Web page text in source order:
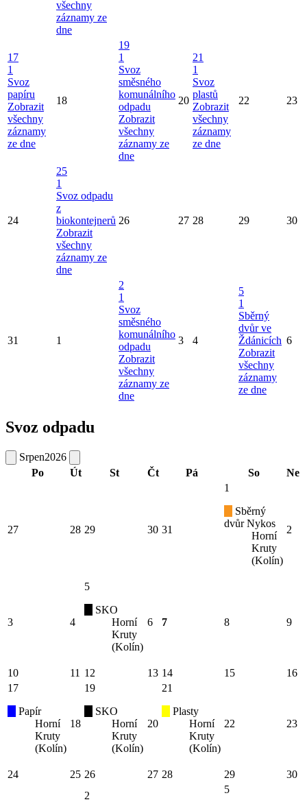
všechny
záznamy ze
dne
17
1
Svoz
papíru
Zobrazit
všechny
záznamy
ze dne
18
19
1
Svoz
směsného
komunálního
odpadu
Zobrazit
všechny
záznamy ze
dne
20
21
1
Svoz
plastů
Zobrazit
všechny
záznamy
ze dne
22 23
24
25
1
Svoz odpadu
z
biokontejnerů
Zobrazit
všechny
záznamy ze
dne
26 27 28 29 30
31 1
2
1
Svoz
směsného
komunálního
odpadu
Zobrazit
všechny
záznamy ze
dne
3 4
5
1
Sběrný
dvůr ve
Ždánicích
Zobrazit
všechny
záznamy
ze dne
6
Svoz odpadu
Srpen2026
Po
Út St Čt Pá So Ne
27 28 29 30 31
1
Sběrný
dvůr Nykos
Horní
Kruty
(Kolín)
2
3 4
5
SKO
Horní
Kruty
(Kolín)
6 7 8 9
10 11 12 13 14 15
16
17
Papír
Horní
Kruty
(Kolín)
18
19
SKO
Horní
Kruty
(Kolín)
20
21
Plasty
Horní
Kruty
(Kolín)
22 23
24 25 26 27 28 29 30
2
5